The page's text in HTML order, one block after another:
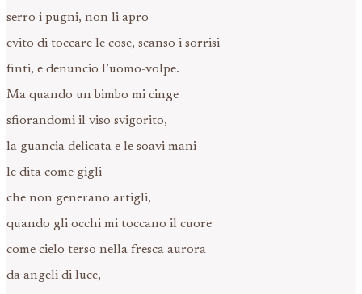
serro i pugni, non li apro
evito di toccare le cose, scanso i sorrisi
finti, e denuncio l’uomo-volpe.
Ma quando un bimbo mi cinge
sfiorandomi il viso svigorito,
la guancia delicata e le soavi mani
le dita come gigli
che non generano artigli,
quando gli occhi mi toccano il cuore
come cielo terso nella fresca aurora
da angeli di luce,